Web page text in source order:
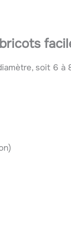
soit 6 à